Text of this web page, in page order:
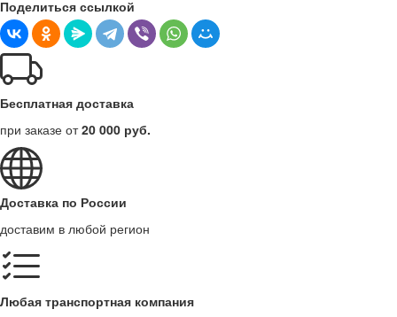
Поделиться ссылкой
Бесплатная доставка
при заказе от20 000 руб.
Доставка по России
доставим в любой регион
Любая транспортная компания